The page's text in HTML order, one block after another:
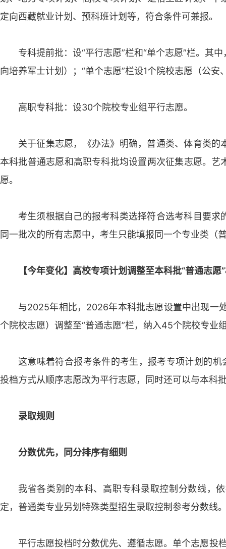
定向西藏就业计划、预科班计划等，符合条件可兼报。
专科提前批：设“平行志愿”栏和“单个志愿”栏。其
向培养军士计划）；“单个志愿”栏设1个院校志愿（公
高职专科批：设30个院校专业组平行志愿。
关于征集志愿，《办法》明确，普通类、体育类
本科批普通志愿和高职专科批均设置两次征集志愿。
愿。
考生须根据自己的报考科类选择符合选考科目要
同一批次的所有志愿中，考生只能填报同一个专业类（
【今年变化】高校专项计划调整至本科批“普通志愿
与2025年相比，2026年本科批志愿设置中出现一
个院校志愿）调整至“普通志愿”栏，纳入45个院校专业
这意味着符合报考条件的考生，报考专项计划的
投档方式从顺序志愿改为平行志愿，同时还可以与本科
录取规则
分数优先，同分排序有细则
我省各类别的本科、高职专科录取控制分数线，
定，普通类专业另划特殊类型招生录取控制参考分数线
平行志愿投档时分数优先、遵循志愿。单个志愿投